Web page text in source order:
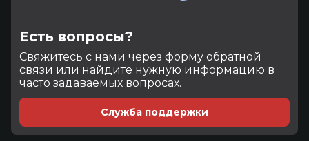
Есть вопросы?
Cвяжитесь с нами через форму обратной
связи или найдите нужную информацию в
часто задаваемых вопросах.
Служба поддержки